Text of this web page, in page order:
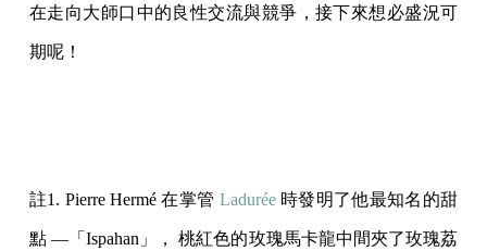
在走向大師口中的良性交流與競爭，接下來想必盛況可
期呢！
註1. Pierre Hermé 在掌管 Ladurée時發明了他最知名的甜
點 —「Ispahan」， 桃紅色的玫瑰馬卡龍中間夾了玫瑰荔